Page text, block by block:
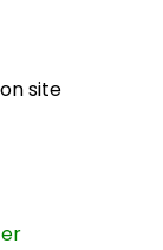
site